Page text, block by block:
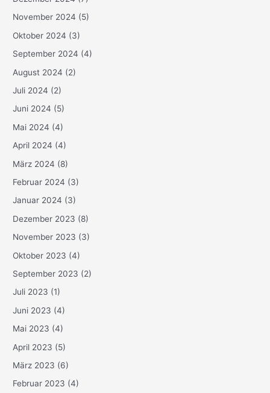
November 2024 (5)
Oktober 2024 (3)
September 2024 (4)
August 2024 (2)
Juli 2024 (2)
Juni 2024 (5)
Mai 2024 (4)
April 2024 (4)
März 2024 (8)
Februar 2024 (3)
Januar 2024 (3)
Dezember 2023 (8)
November 2023 (3)
Oktober 2023 (4)
September 2023 (2)
Juli 2023 (1)
Juni 2023 (4)
Mai 2023 (4)
April 2023 (5)
März 2023 (6)
Februar 2023 (4)